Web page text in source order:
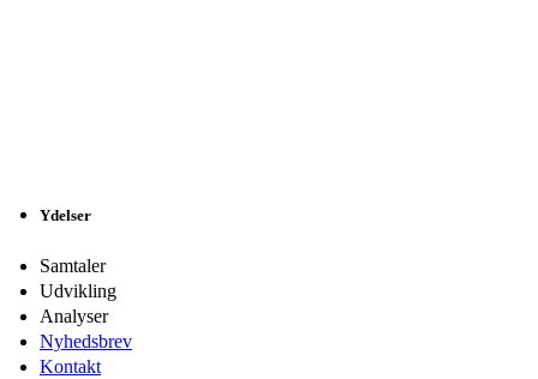
Ydelser
Samtaler
Udvikling
Analyser
Nyhedsbrev
Kontakt